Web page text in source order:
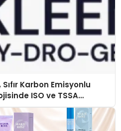
Karbon Emisyonlu
ISO ve TSSA